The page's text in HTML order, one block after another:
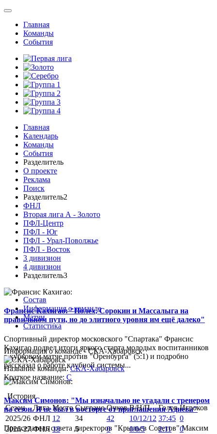
Главная
Команды
События
Главная
Календарь
Команды
События
Разделитель
О проекте
Реклама
Поиск
Разделитель2
ФНЛ
Вторая лига А - Золото
ПФЛ-Центр
ПФЛ - Юг
ПФЛ - Урал-Поволжье
ПФЛ - Восток
3 дивизион
4 дивизион
Разделитель3
Франсис Кахигао: "Полех, Сорокин и Массалыга на
правильном пути, но до элитного уровня им ещё далеко"
Спортивный директор московского "Спартака" Франсис
Кахигао подвел итоги яркого старта молодых воспитанников
в кубковом матче против "Оренбурга" (5:1) и подробно
рассказал о работе клубной системы...
Максим Симонов: "Мы изначально не угадали с тренером
на сезон. Я не был в восторге от приглашения Адиева"
Председатель совета директоров "Крыльев Советов" Максим
Состав
Информация о команде
Матчи
Статистика
Информация о команде - СКА-Хабаровск
Название команды: СКА-Хабаровск
Краткое название: С
История
Сезон
Лига Место Сыграно Очков В/Н/П Голов Игроков
2025/26 ФНЛ 12 34 42 10/12/12 37:45 0
2026-27 ФНЛ 18 5 0 0/0/5 2:11 0